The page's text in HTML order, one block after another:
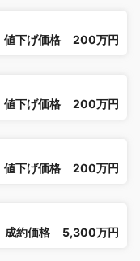
値下げ価格 200万円
値下げ価格 200万円
値下げ価格 200万円
成約価格 5,300万円